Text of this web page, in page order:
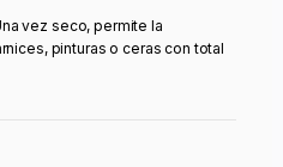
vez seco, permite la
pinturas o ceras con total